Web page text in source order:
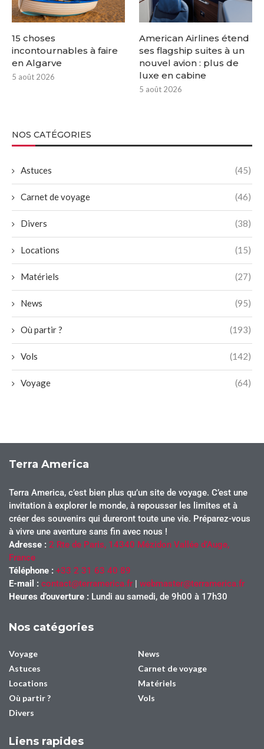
15 choses
incontournables à faire
en Algarve
5 août 2026
American Airlines étend
ses flagship suites à un
nouvel avion : plus de
luxe en cabine
5 août 2026
NOS CATÉGORIES
Astuces (45)
Carnet de voyage (46)
Divers (38)
Locations (15)
Matériels (27)
News (95)
Où partir ? (193)
Vols (142)
Voyage (64)
Terra America
Terra America, c’est bien plus qu’un site de voyage. C’est une
invitation à explorer le monde, à repousser les limites et à
créer des souvenirs qui dureront toute une vie. Préparez-vous
à vivre une aventure sans fin avec nous !
Adresse : 2 Rte de Paris, 14340 Mézidon Vallée d’Auge,
France
Téléphone : +33 2 31 63 40 89
E-mail : contact@terramerica.fr | webmaster@terramerica.fr
Heures d’ouverture : Lundi au samedi, de 9h00 à 17h30
Nos catégories
Voyage
News
Astuces
Carnet de voyage
Locations
Matériels
Où partir ?
Vols
Divers
Liens rapides